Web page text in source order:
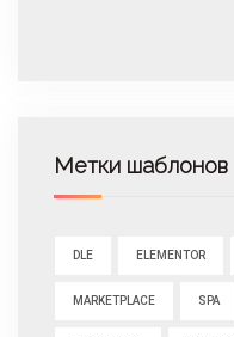
Метки шаблонов
DLE ELEMENTOR
MARKETPLACE SPA